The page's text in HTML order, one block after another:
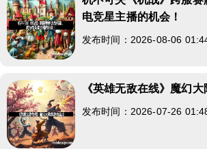
电竞星主播的机会！
发布时间：2026-08-06
《英雄无敌在线》魔幻
发布时间：2026-07-26